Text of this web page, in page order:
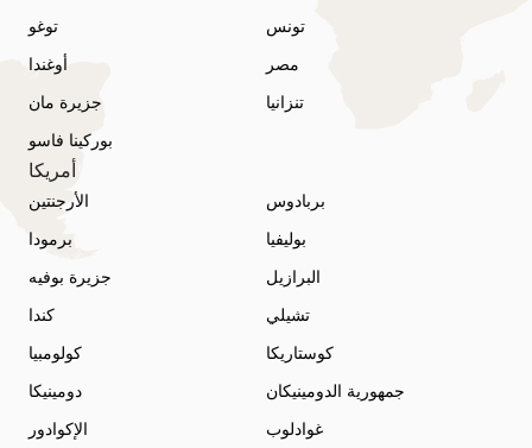
توغو
تونس
أوغندا
مصر
جزيرة مان
تنزانيا
بوركينا فاسو
أمريكا
الأرجنتين
بربادوس
برمودا
بوليفيا
جزيرة بوفيه
البرازيل
كندا
تشيلي
كولومبيا
كوستاريكا
دومينيكا
جمهورية الدومينيكان
الإكوادور
غوادلوب